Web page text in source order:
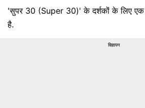
'सुपर 30 (Super 30)' के दर्शकों के लिए
है.
विज्ञापन